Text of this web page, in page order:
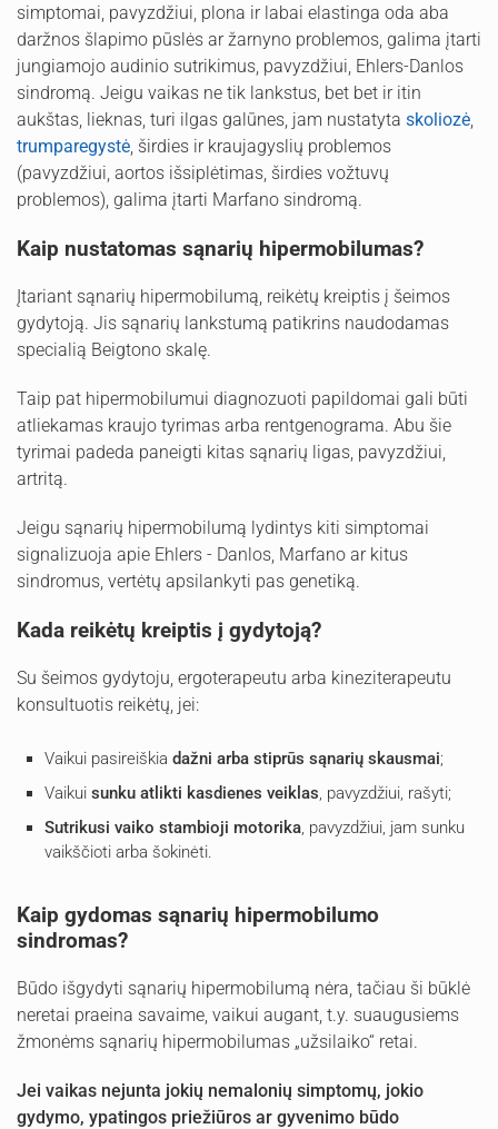
simptomai, pavyzdžiui, plona ir labai elastinga oda aba
daržnos šlapimo pūslės ar žarnyno problemos, galima įtarti
jungiamojo audinio sutrikimus, pavyzdžiui, Ehlers-Danlos
sindromą. Jeigu vaikas ne tik lankstus, bet bet ir itin
aukštas, lieknas, turi ilgas galūnes, jam nustatyta skoliozė,
trumparegystė, širdies ir kraujagyslių problemos
(pavyzdžiui, aortos išsiplėtimas, širdies vožtuvų
problemos), galima įtarti Marfano sindromą.
Kaip nustatomas sąnarių hipermobilumas?
Įtariant sąnarių hipermobilumą, reikėtų kreiptis į šeimos
gydytoją. Jis sąnarių lankstumą patikrins naudodamas
specialią Beigtono skalę.
Taip pat hipermobilumui diagnozuoti papildomai gali būti
atliekamas kraujo tyrimas arba rentgenograma. Abu šie
tyrimai padeda paneigti kitas sąnarių ligas, pavyzdžiui,
artritą.
Jeigu sąnarių hipermobilumą lydintys kiti simptomai
signalizuoja apie Ehlers - Danlos, Marfano ar kitus
sindromus, vertėtų apsilankyti pas genetiką.
Kada reikėtų kreiptis į gydytoją?
Su šeimos gydytoju, ergoterapeutu arba kineziterapeutu
konsultuotis reikėtų, jei:
Vaikui pasireiškia dažni arba stiprūs sąnarių skausmai;
Vaikui sunku atlikti kasdienes veiklas, pavyzdžiui, rašyti;
Sutrikusi vaiko stambioji motorika, pavyzdžiui, jam sunku
vaikščioti arba šokinėti.
Kaip gydomas sąnarių hipermobilumo
sindromas?
Būdo išgydyti sąnarių hipermobilumą nėra, tačiau ši būklė
neretai praeina savaime, vaikui augant, t.y. suaugusiems
žmonėms sąnarių hipermobilumas „užsilaiko“ retai.
Jei vaikas nejunta jokių nemalonių simptomų, jokio
gydymo, ypatingos priežiūros ar gyvenimo būdo